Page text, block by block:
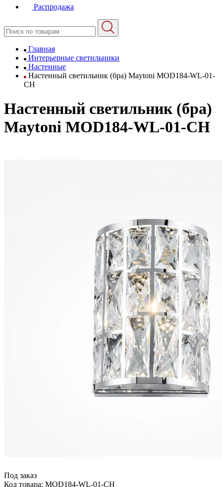
Распродажа
Главная
Интерьерные светильники
Настенные
Настенный светильник (бра) Maytoni MOD184-WL-01-
CH
Настенный светильник (бра)
Maytoni MOD184-WL-01-CH
Под заказ
Код товара: MOD184-WL-01-CH